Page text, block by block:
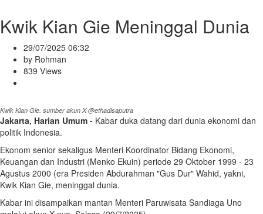
Kwik Kian Gie Meninggal Dunia
29/07/2025 06:32
by Rohman
839 Views
Kwik Kian Gie. sumber akun X @ethadisaputra
Jakarta, Harian Umum - Kabar duka datang dari dunia ekonomi dan
politik Indonesia.
Ekonom senior sekaligus Menteri Koordinator Bidang Ekonomi,
Keuangan dan Industri (Menko Ekuin) periode 29 Oktober 1999 - 23
Agustus 2000 (era Presiden Abdurahman "Gus Dur" Wahid, yakni,
Kwik Kian Gie, meninggal dunia.
Kabar ini disampaikan mantan Menteri Paruwisata Sandiaga Uno